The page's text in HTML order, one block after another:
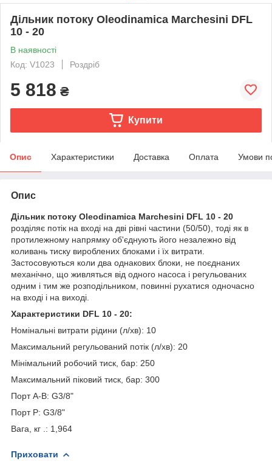
Дільник потоку Oleodinamica Marchesini DFL
10 - 20
В наявності
Код: V1023
Роздріб
5 818 ₴
Купити
Опис Характеристики Доставка Оплата Умови
Опис
Дільник потоку Oleodinamica Marchesini DFL 10 - 20
розділяє потік на вході на дві рівні частини (50/50), тоді як в
протилежному напрямку об'єднують його незалежно від
коливань тиску вироблених блоками і їх витрати.
Застосовуються коли два однакових блоки, не поєднаних
механічно, що живляться від одного насоса і регульованих
одним і тим же розподільником, повинні рухатися одночасно
на вході і на виході.
Характеристики DFL 10 - 20:
Номінальні витрати рідини (л/хв): 10
Максимальний регульований потік (л/хв): 20
Мінімальний робочий тиск, бар: 250
Максимальний піковий тиск, бар: 300
Порт А-В: G3/8"
Порт P: G3/8"
Вага, кг .: 1,964
Приховати